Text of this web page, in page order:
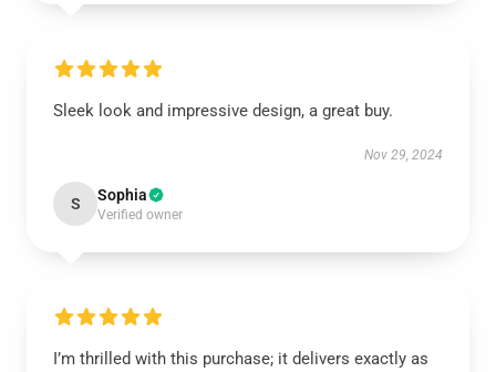
Sleek look and impressive design, a great buy.
Nov 29, 2024
S Sophia
Verified owner
I’m thrilled with this purchase; it delivers exactly as